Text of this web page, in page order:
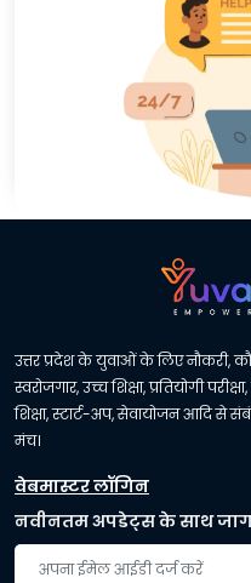
उत्तर प्रदेश के युवाओं के लिए नौकरी,
स्वरोजगार, उच्च शिक्षा, प्रतियोगी
शिक्षा, स्टार्ट-अप, सेवायोजन आदि से
मंच।
वेबमास्टर लॉगिन
नवीनतम अपडेट्स के साथ